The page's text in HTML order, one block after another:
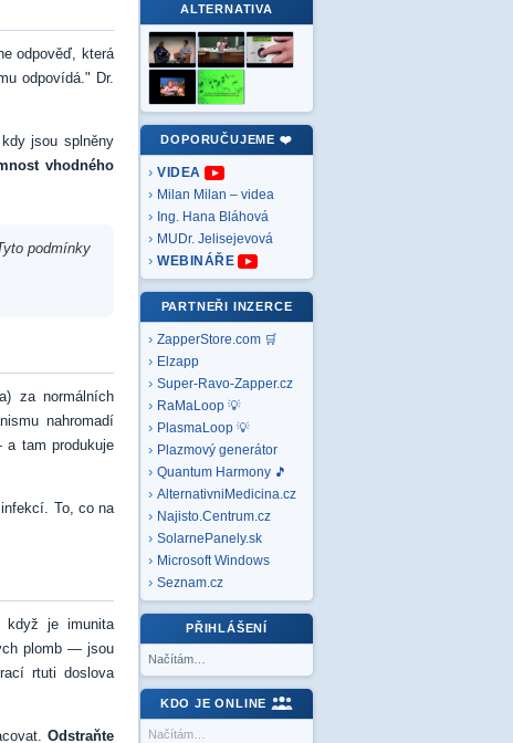
odpověď, která
odpovídá." Dr.
jsou splněny
vhodného
podmínky
za normálních
nahromadí
tam produkuje
To, co na
když je imunita
plomb — jsou
rtuti doslova
Odstraňte
ALTERNATIVA
DOPORUČUJEME ❤️
VIDEA
Milan Milan – videa
Ing. Hana Bláhová
MUDr. Jelisejevová
WEBINÁŘE
PARTNEŘI INZERCE
ZapperStore.com 🛒
Elzapp
Super-Ravo-Zapper.cz
RaMaLoop 💡
PlasmaLoop 💡
Plazmový generátor
Quantum Harmony 🎵
AlternativniMedicina.cz
Najisto.Centrum.cz
SolarnePanely.sk
Microsoft Windows
Seznam.cz
PŘIHLÁŠENÍ
Načítám…
KDO JE ONLINE
Načítám…